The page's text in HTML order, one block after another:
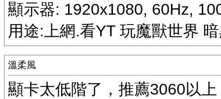
顯示器: 1920x1080, 60Hz,
用途:上網.看YT 玩魔獸世界
溫柔風
顯卡太低階了，推薦3060以上